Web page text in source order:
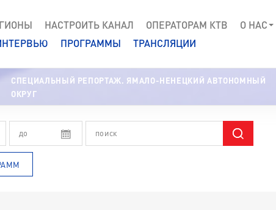
НАСТРОИТЬ КАНАЛ ОПЕРАТОРАМ КТВ
О НАС
ПРОГРАММЫ ТРАНСЛЯЦИИ
СПЕЦИАЛЬНЫЙ РЕПОРТАЖ. ЯМАЛО-НЕНЕЦКИЙ АВТОНОМНЫЙ
ОКРУГ